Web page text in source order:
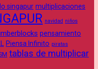
singapur multiplicaciones
navidad niños
pensamiento
Piensa Infinito piratas
tablas de multiplicar